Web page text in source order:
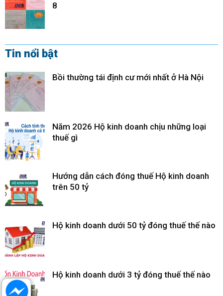
8
Tin nổi bật
Bồi thường tái định cư mới nhất ở Hà Nội
Năm 2026 Hộ kinh doanh chịu những loại
thuế gì
Hướng dẫn cách đóng thuế Hộ kinh doanh
trên 50 tỷ
Hộ kinh doanh dưới 50 tỷ đóng thuế thế nào
Hộ kinh doanh dưới 3 tỷ đóng thuế thế nào